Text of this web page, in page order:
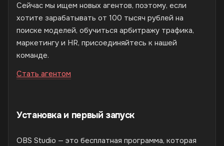
Сейчас мы ищем новых агентов, поэтому, если
хотите зарабатывать от 100 тысяч рублей на
поиске моделей, обучиться арбитражу трафика,
маркетингу и HR, присоединяйтесь к нашей
команде.
Стать агентом
Установка и первый запуск
OBS Studio — это бесплатная программа, которая